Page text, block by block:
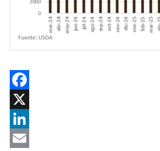
Facebook
X
LinkedIn